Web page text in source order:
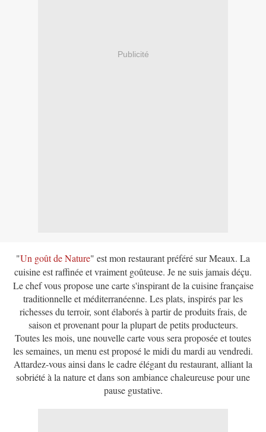
Publicité
"Un goût de Nature" est mon restaurant préféré sur Meaux. La
cuisine est raffinée et vraiment goûteuse. Je ne suis jamais déçu.
Le chef vous propose une carte s'inspirant de la cuisine française
traditionnelle et méditerranéenne. Les plats, inspirés par les
richesses du terroir, sont élaborés à partir de produits frais, de
saison et provenant pour la plupart de petits producteurs.
Toutes les mois, une nouvelle carte vous sera proposée et toutes
les semaines, un menu est proposé le midi du mardi au vendredi.
Attardez-vous ainsi dans le cadre élégant du restaurant, alliant la
sobriété à la nature et dans son ambiance chaleureuse pour une
pause gustative.